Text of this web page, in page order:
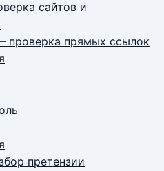
сайтов и
проверка прямых ссылок
претензии